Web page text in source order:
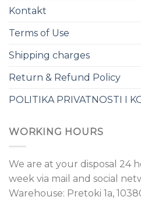
Kontakt
Terms of Use
Shipping charges
Return & Refund Policy
POLITIKA PRIVATNOSTI I
WORKING HOURS
We are at your disposal 24
week via mail and social
Warehouse: Pretoki 1a,